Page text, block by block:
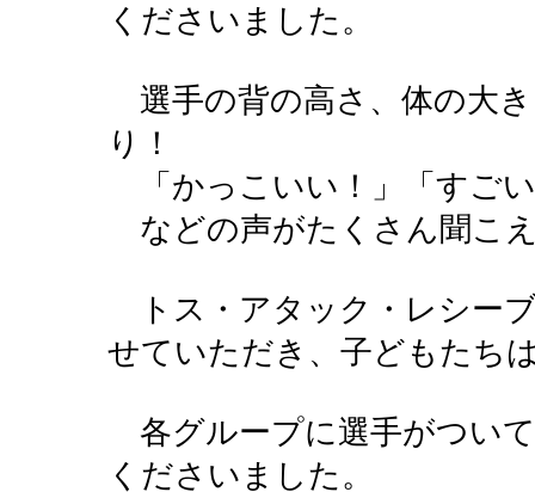
くださいました。
選手の背の高さ、体の大
り！
「かっこいい！」「すご
などの声がたくさん聞こ
トス・アタック・レシー
せていただき、子どもたち
各グループに選手がつい
くださいました。